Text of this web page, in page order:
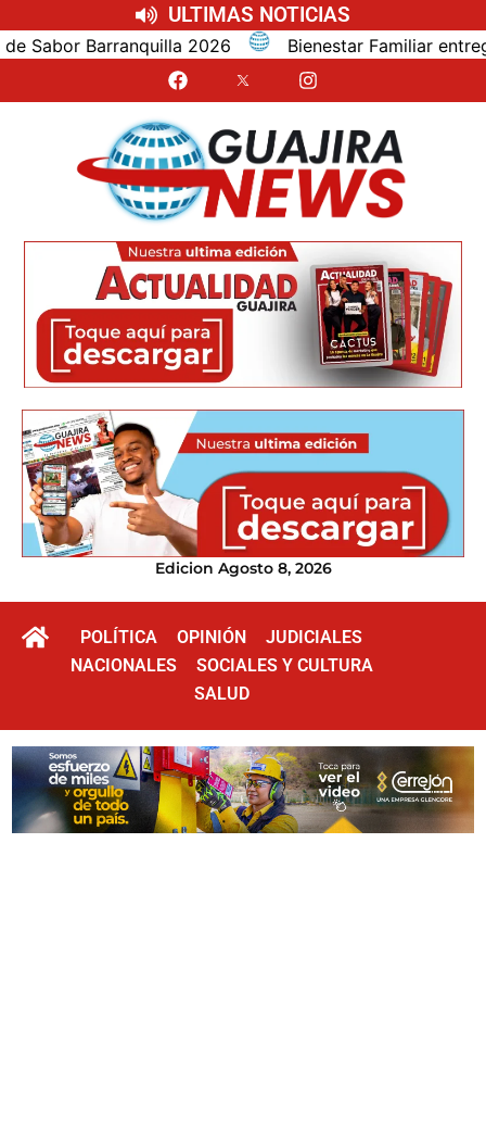
ULTIMAS NOTICIAS
Barranquilla 2026 Bienestar Familiar entrega
Edicion Agosto 8, 2026
POLÍTICA OPINIÓN
JUDICIALES
NACIONALES
SOCIALES Y CULTURA
SALUD